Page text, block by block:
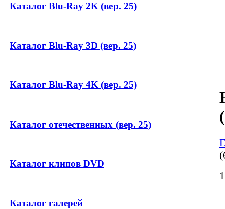
Каталог Blu-Ray 2K (вер. 25)
Каталог Blu-Ray 3D (вер. 25)
Каталог Blu-Ray 4K (вер. 25)
Каталог отечественных (вер. 25)
Каталог клипов DVD
Каталог галерей